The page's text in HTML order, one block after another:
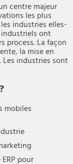
centre majeur
les plus
industries elles-
industriels ont
process. La façon
la mise en
industries sont
mobiles
pour